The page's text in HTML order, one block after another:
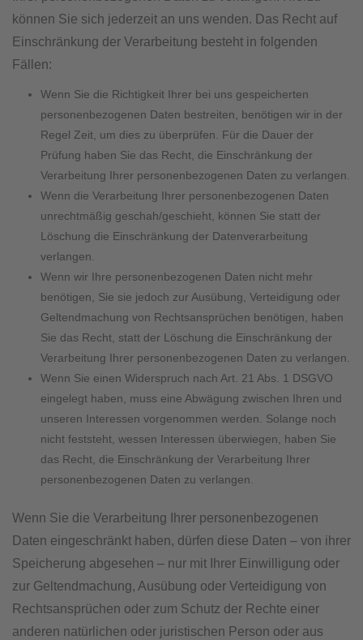
können Sie sich jederzeit an uns wenden. Das Recht auf
Einschränkung der Verarbeitung besteht in folgenden
Fällen:
Wenn Sie die Richtigkeit Ihrer bei uns gespeicherten
personenbezogenen Daten bestreiten, benötigen wir in der
Regel Zeit, um dies zu überprüfen. Für die Dauer der
Prüfung haben Sie das Recht, die Einschränkung der
Verarbeitung Ihrer personenbezogenen Daten zu verlangen.
Wenn die Verarbeitung Ihrer personenbezogenen Daten
unrechtmäßig geschah/geschieht, können Sie statt der
Löschung die Einschränkung der Datenverarbeitung
verlangen.
Wenn wir Ihre personenbezogenen Daten nicht mehr
benötigen, Sie sie jedoch zur Ausübung, Verteidigung oder
Geltendmachung von Rechtsansprüchen benötigen, haben
Sie das Recht, statt der Löschung die Einschränkung der
Verarbeitung Ihrer personenbezogenen Daten zu verlangen.
Wenn Sie einen Widerspruch nach Art. 21 Abs. 1 DSGVO
eingelegt haben, muss eine Abwägung zwischen Ihren und
unseren Interessen vorgenommen werden. Solange noch
nicht feststeht, wessen Interessen überwiegen, haben Sie
das Recht, die Einschränkung der Verarbeitung Ihrer
personenbezogenen Daten zu verlangen.
Wenn Sie die Verarbeitung Ihrer personenbezogenen
Daten eingeschränkt haben, dürfen diese Daten – von ihrer
Speicherung abgesehen – nur mit Ihrer Einwilligung oder
zur Geltendmachung, Ausübung oder Verteidigung von
Rechtsansprüchen oder zum Schutz der Rechte einer
anderen natürlichen oder juristischen Person oder aus